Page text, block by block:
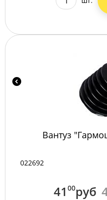
Вантуз
022692
41 00руб